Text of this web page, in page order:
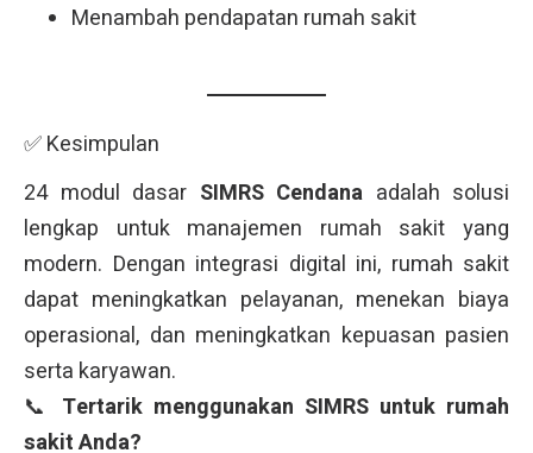
Menambah pendapatan rumah sakit
✅ Kesimpulan
24 modul dasar SIMRS Cendana adalah solusi
lengkap untuk manajemen rumah sakit yang
modern. Dengan integrasi digital ini, rumah sakit
dapat meningkatkan pelayanan, menekan biaya
operasional, dan meningkatkan kepuasan pasien
serta karyawan.
📞 Tertarik menggunakan SIMRS untuk rumah
sakit Anda?